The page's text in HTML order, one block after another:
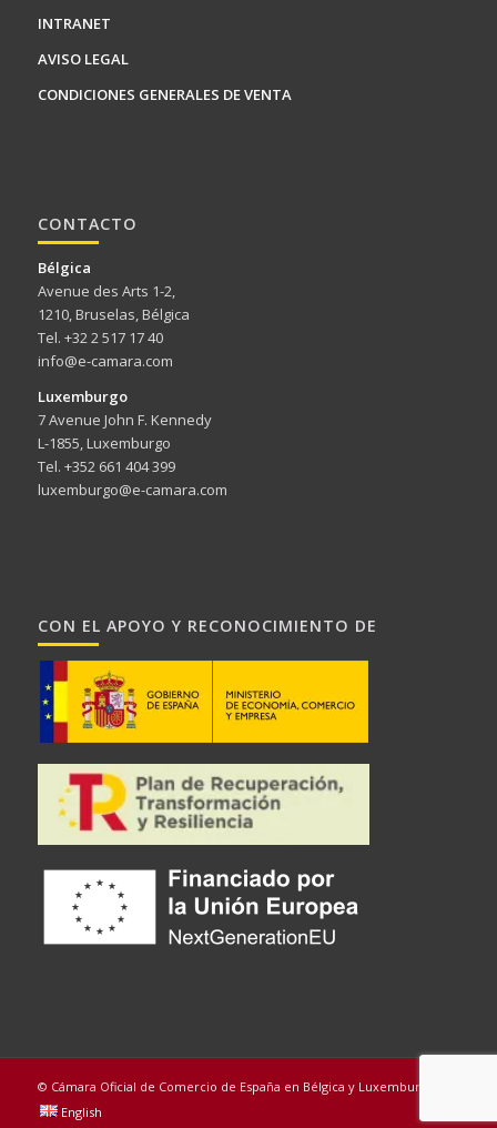
INTRANET
AVISO LEGAL
CONDICIONES GENERALES DE VENTA
CONTACTO
Bélgica
Avenue des Arts 1-2,
1210, Bruselas, Bélgica
Tel. +32 2 517 17 40
info@e-camara.com
Luxemburgo
7 Avenue John F. Kennedy
L-1855, Luxemburgo
Tel. +352 661 404 399
luxemburgo@e-camara.com
CON EL APOYO Y RECONOCIMIENTO DE
© Cámara Oficial de Comercio de España en Bélgica y Luxemburgo
English